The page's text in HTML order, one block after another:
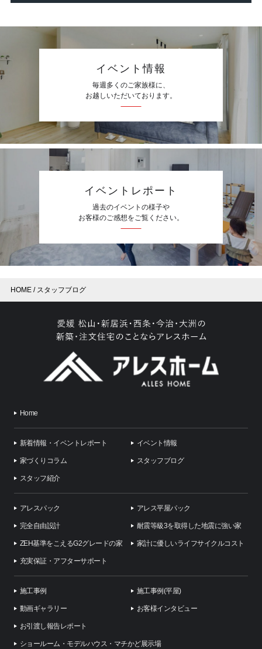
HOME スタッフブログ
イベント情報
毎週多くのご家族様に、
お越しいただいております。
イベントレポート
過去のイベントの様子や
お客様のご感想をご覧ください。
Home
新着情報・イベントレポート イベント情報
家づくりコラム スタッフブログ
スタッフ紹介
アレスパック アレス平屋パック
完全自由設計 耐震等級3を取得した地震に強い家
ZEH基準をこえるG2グレードの家 家計に優しいライフサイクルコスト
充実保証・アフターサポート
施工事例 施工事例(平屋)
動画ギャラリー お客様インタビュー
お引渡し報告レポート
ショールーム・モデルハウス・マチかど展示場